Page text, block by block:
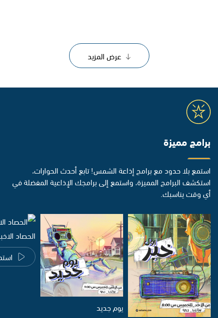
عرض المزيد
برامج مميزة
استمع بلا حدود مع برامج إذاعة الشمس! تابع أحدث الحوارات،
استكشف البرامج المميزة، واستمع إلى برامجك الإذاعية المفضلة في
أي وقت يناسبك.
يوم جديد
الحصاد